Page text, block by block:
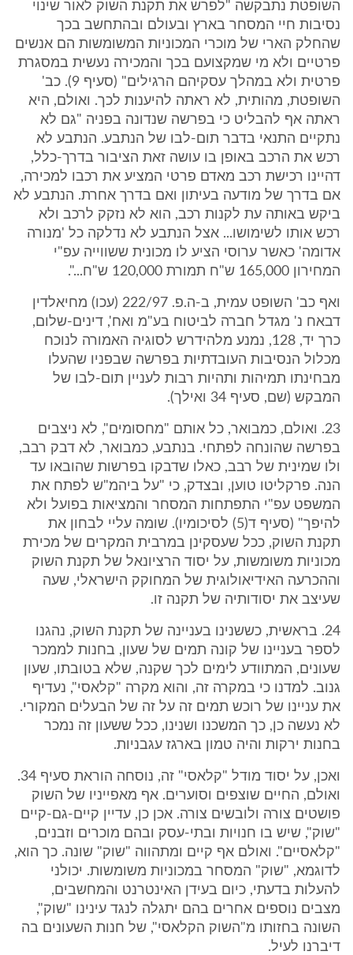
השופטת נתבקשה "לפרש את תקנת השוק לאור שינוי
נסיבות חיי המסחר בארץ ובעולם ובהתחשב בכך
שהחלק הארי של מוכרי המכוניות המשומשות הם אנשים
פרטיים ולא מי שמקצועם בכך והמכירה נעשית במסגרת
פרטית ולא במהלך עסקיהם הרגילים" (סעיף 9). כב'
השופטת, מהותית, לא ראתה להיענות לכך. ואולם, היא
ראתה אף להבליט כי בפרשה שנדונה בפניה "גם לא
נתקיים התנאי בדבר תום-לבו של הנתבע. הנתבע לא
רכש את הרכב באופן בו עושה זאת הציבור בדרך-כלל,
דהיינו רכישת רכב מאדם פרטי המציע את רכבו למכירה,
אם בדרך של מודעה בעיתון ואם בדרך אחרת. הנתבע לא
ביקש באותה עת לקנות רכב, הוא לא נזקק לרכב ולא
רכש אותו לשימושו... אצל הנתבע לא נדלקה כל 'מנורה
אדומה' כאשר ערוסי הציע לו מכונית ששווייה עפ"י
המחירון 165,000 ש"ח תמורת 120,000 ש"ח...".
ואף כב' השופט עמית, ב-ה.פ. 222/97 (עכו) מחיאלדין
דבאח נ' מגדל חברה לביטוח בע"מ ואח', דינים-שלום,
כרך יד, 128, נמנע מלהידרש לסוגיה האמורה לנוכח
מכלול הנסיבות העובדתיות בפרשה שבפניו שהעלו
מבחינתו תמיהות ותהיות רבות לעניין תום-לבו של
המבקש (שם, סעיף 34 ואילך).
23. ואולם, כמבואר, כל אותם "מחסומים", לא ניצבים
בפרשה שהונחה לפתחי. בנתבע, כמבואר, לא דבק רבב,
ולו שמינית של רבב, כאלו שדבקו בפרשות שהובאו עד
הנה. פרקליטו טוען, ובצדק, כי "על ביהמ"ש לפתח את
המשפט עפ"י התפתחות המסחר והמציאות בפועל ולא
להיפך" (סעיף ד(5) לסיכומיו). שומה עליי לבחון את
תקנת השוק, ככל שעסקינן במרבית המקרים של מכירת
מכוניות משומשות, על יסוד הרציונאל של תקנת השוק
וההכרעה האידיאולוגית של המחוקק הישראלי, שעה
שעיצב את יסודותיה של תקנה זו.
24. בראשית, כששנינו בעניינה של תקנת השוק, נהגנו
לספר בעניינו של קונה תמים של שעון, בחנות לממכר
שעונים, המתוודע לימים לכך שקנה, שלא בטובתו, שעון
גנוב. למדנו כי במקרה זה, והוא מקרה "קלאסי", נעדיף
את עניינו של רוכש תמים זה על זה של הבעלים המקורי.
לא נעשה כן, כך המשכנו ושנינו, ככל ששעון זה נמכר
בחנות ירקות והיה טמון בארגז עגבניות.
ואכן, על יסוד מודל "קלאסי" זה, נוסחה הוראת סעיף 34.
ואולם, החיים שוצפים וסוערים. אף מאפייניו של השוק
פושטים צורה ולובשים צורה. אכן כן, עדיין קיים-גם-קיים
"שוק", שיש בו חנויות ובתי-עסק ובהם מוכרים וזבנים,
"קלאסיים". ואולם אף קיים ומתהווה "שוק" שונה. כך הוא,
לדוגמא, "שוק" המסחר במכוניות משומשות. יכולני
להעלות בדעתי, כיום בעידן האינטרנט והמחשבים,
מצבים נוספים אחרים בהם יתגלה לנגד עינינו "שוק",
השונה בחזותו מ"השוק הקלאסי", של חנות השעונים בה
דיברנו לעיל.